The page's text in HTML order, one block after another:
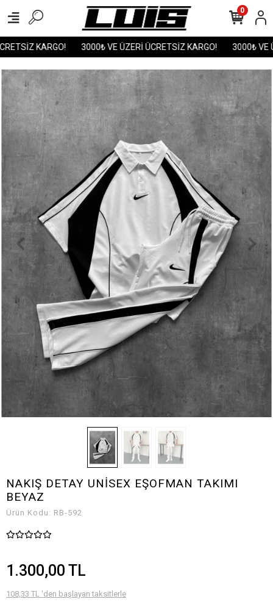
KARGO! 3000₺ VE ÜZERİ ÜCRETSİZ KARGO! 3000₺ VE
0
NAKIŞ DETAY UNİSEX EŞOFMAN TAKIMI
BEYAZ
Ürün Kodu: RB-592
1.300,00 TL
108,33 TL 'den başlayan taksitlerle